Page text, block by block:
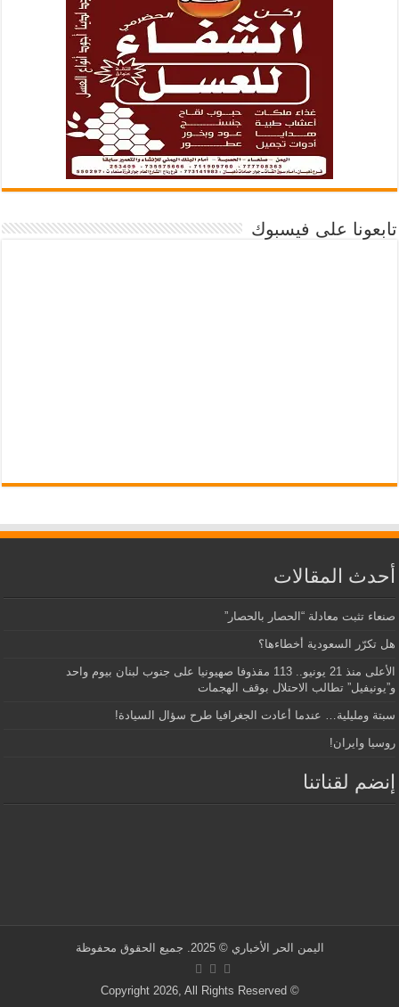
تابعونا على فيسبوك
أحدث المقالات
صنعاء تثبت معادلة “الحصار بالحصار”
هل تكرّر السعودية أخطاءها؟
الأعلى منذ 21 يونيو.. 113 مقذوفا صهيونيا على جنوب لبنان بيوم واحد
و”يونيفيل” تطالب الاحتلال بوقف الهجمات
سبتة ومليلية… عندما أعادت الجغرافيا طرح سؤال السيادة!
روسيا وايران!
إنضم لقناتنا
اليمن الحر الأخباري © 2025. جميع الحقوق محفوظة
© Copyright 2026, All Rights Reserved